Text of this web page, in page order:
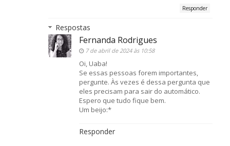
Responder
Respostas
Fernanda Rodrigues
7 de abril de 2024 às 10:58
Oi, Uaba!
Se essas pessoas forem importantes,
pergunte. Às vezes é dessa pergunta que
eles precisam para sair do automático.
Espero que tudo fique bem.
Um beijo:*
Responder